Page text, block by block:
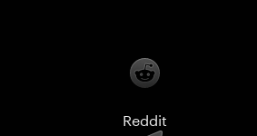
Reddit